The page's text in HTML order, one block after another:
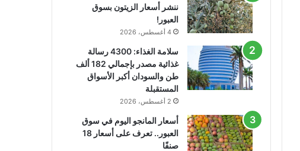
ننشر أسعار الزيتون بسوق
العبور!
4 أغسطس، 2026
سلامة الغذاء: 4300 رسالة
غذائية مصدر بإجمالي 182 ألف
طن والسودان أكبر الأسواق
المستقبلة
2 أغسطس، 2026
أسعار المانجو اليوم في سوق
العبور.. تعرف على أسعار 18
صنفًا